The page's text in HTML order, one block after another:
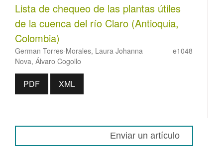
Lista de chequeo de las plantas útiles
de la cuenca del río Claro (Antioquia,
Colombia)
German Torres-Morales, Laura Johanna
Nova, Álvaro Cogollo
e1048
PDF XML
Enviar un artículo